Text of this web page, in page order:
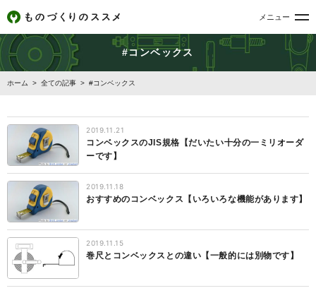
メニュー
#コンベックス
ホーム > 全ての記事 > #コンベックス
2019.11.21
コンベックスのJIS規格【だいたい十分の一ミリオーダ
ーです】
2019.11.18
おすすめのコンベックス【いろいろな機能があります】
2019.11.15
巻尺とコンベックスとの違い【一般的には別物です】